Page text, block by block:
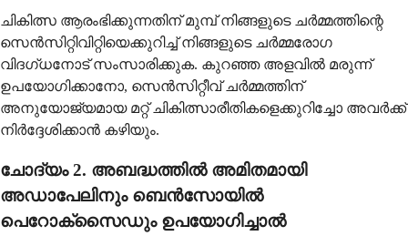
ചികിത്സ ആരംഭിക്കുന്നതിന് മുമ്പ് നിങ്ങളുടെ ചർമ്മത്തിന്റെ
സെൻസിറ്റിവിറ്റിയെക്കുറിച്ച് നിങ്ങളുടെ ചർമ്മരോഗ
വിദഗ്ധനോട് സംസാരിക്കുക. കുറഞ്ഞ അളവിൽ മരുന്ന്
ഉപയോഗിക്കാനോ, സെൻസിറ്റീവ് ചർമ്മത്തിന്
അനുയോജ്യമായ മറ്റ് ചികിത്സാരീതികളെക്കുറിച്ചോ അവർക്ക്
നിർദ്ദേശിക്കാൻ കഴിയും.
ചോദ്യം 2. അബദ്ധത്തിൽ അമിതമായി
അഡാപേലിനും ബെൻസോയിൽ
പെറോക്സൈഡും ഉപയോഗിച്ചാൽ